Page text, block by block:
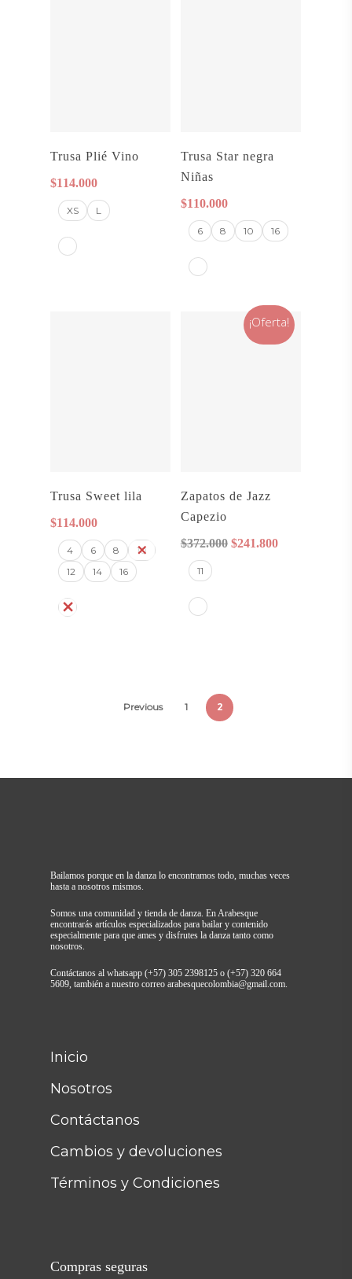
Seleccionar
Trusa Plié Vino
$114.000
XS L
Opciones
Trusa Star negra
Niñas
$110.000
6 8 10 16
Trusa Sweet lila
$114.000
4 6 8
10
12
14 16
¡Oferta!
Zapatos de Jazz
Capezio
$372.000 El
$241.800El
11
Previous 1 2
Bailamos porque en la danza lo encontramos todo, muchas veces
hasta a nosotros mismos.
Somos una comunidad y tienda de danza. En Arabesque
encontrarás artículos especializados para bailar y contenido
especialmente para que ames y disfrutes la danza tanto como
nosotros.
Contáctanos al whatsapp (+57) 305 2398125 o (+57) 320 664
5609, también a nuestro correo arabesquecolombia@gmail.com.
Inicio
Nosotros
Contáctanos
Cambios y devoluciones
Términos y Condiciones
Compras seguras